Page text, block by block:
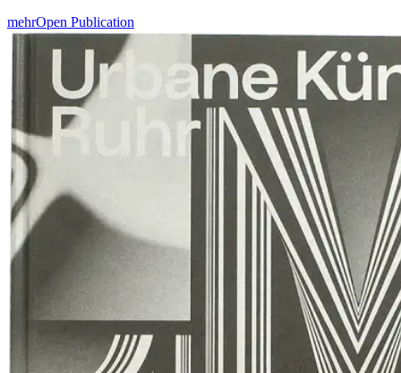
mehrOpen Publication